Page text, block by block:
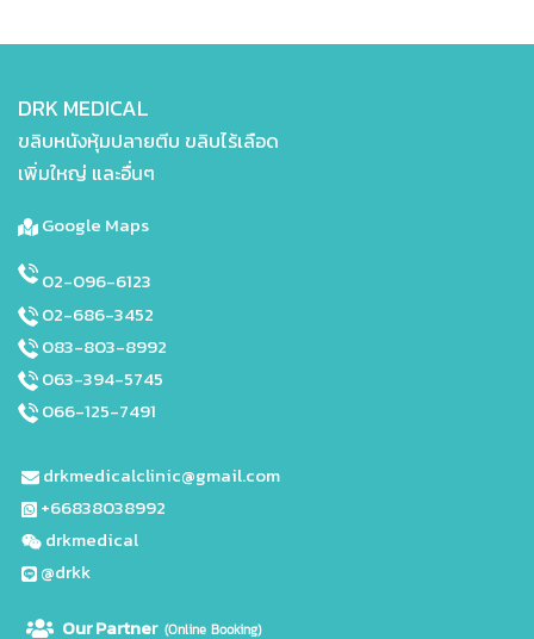
DRK MEDICAL
ขลิบหนังหุ้มปลายตีบ ขลิบไร้เลือด
เพิ่มใหญ่ และอื่นๆ
Google Maps
02-096-6123
02-686-3452
083-803-8992
063-394-5745
066-125-7491
drkmedicalclinic@gmail.com
+66838038992
drkmedical
@drkk
Our Partner (Online Booking)